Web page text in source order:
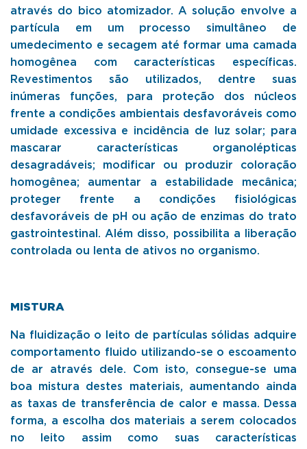
através do bico atomizador. A solução envolve a
partícula em um processo simultâneo de
umedecimento e secagem até formar uma camada
homogênea com características específicas.
Revestimentos são utilizados, dentre suas
inúmeras funções, para proteção dos núcleos
frente a condições ambientais desfavoráveis como
umidade excessiva e incidência de luz solar; para
mascarar características organolépticas
desagradáveis; modificar ou produzir coloração
homogênea; aumentar a estabilidade mecânica;
proteger frente a condições fisiológicas
desfavoráveis de pH ou ação de enzimas do trato
gastrointestinal. Além disso, possibilita a liberação
controlada ou lenta de ativos no organismo.
MISTURA
Na fluidização o leito de partículas sólidas adquire
comportamento fluido utilizando-se o escoamento
de ar através dele. Com isto, consegue-se uma
boa mistura destes materiais, aumentando ainda
as taxas de transferência de calor e massa. Dessa
forma, a escolha dos materiais a serem colocados
no leito assim como suas características